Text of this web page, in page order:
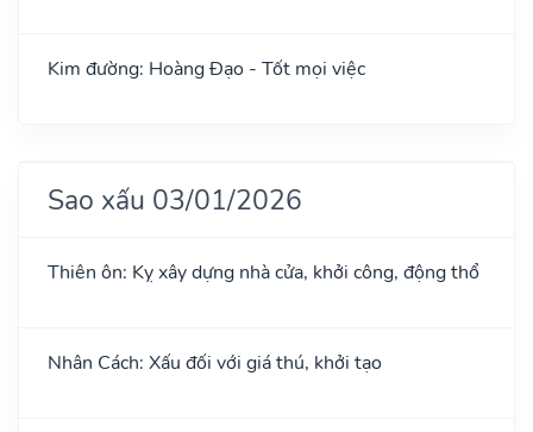
Kim đường: Hoàng Đạo - Tốt mọi việc
Sao xấu 03/01/2026
Thiên ôn: Kỵ xây dựng nhà cửa, khởi công, động thổ
Nhân Cách: Xấu đối với giá thú, khởi tạo